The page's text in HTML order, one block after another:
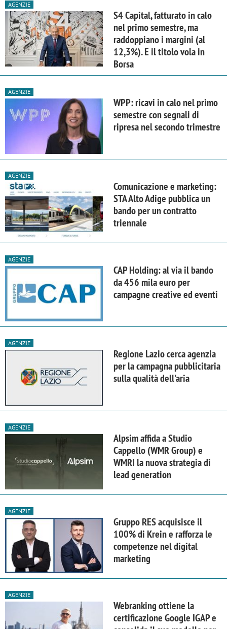
AGENZIE
S4 Capital, fatturato in calo
nel primo semestre, ma
raddoppiano i margini (al
12,3%). E il titolo vola in
Borsa
AGENZIE
WPP: ricavi in calo nel primo
semestre con segnali di
ripresa nel secondo trimestre
AGENZIE
Comunicazione e marketing:
STA Alto Adige pubblica un
bando per un contratto
triennale
AGENZIE
CAP Holding: al via il bando
da 456 mila euro per
campagne creative ed eventi
AGENZIE
Regione Lazio cerca agenzia
per la campagna pubblicitaria
sulla qualità dell'aria
AGENZIE
Alpsim affida a Studio
Cappello (WMR Group) e
WMRI la nuova strategia di
lead generation
AGENZIE
Gruppo RES acquisisce il
100% di Krein e rafforza le
competenze nel digital
marketing
AGENZIE
Webranking ottiene la
certificazione Google IGAP e